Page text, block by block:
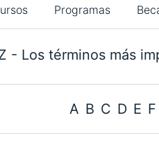
Programas
- Los términos más
A B C D E F